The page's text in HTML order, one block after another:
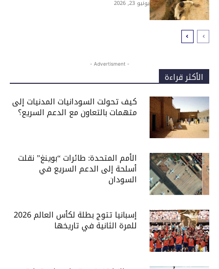
يونيو 23, 2026
- Advertisment -
الأكثر قراءة
كيف تحولت السودانيات المدنيات إلى
متهمات بالتعاون مع الدعم السريع؟
الأمم المتحدة: طائرات “بوينغ” نقلت
أسلحة إلى الدعم السريع في
السودان
إسبانيا تتوج بطلة لكأس العالم 2026
للمرة الثانية في تاريخها